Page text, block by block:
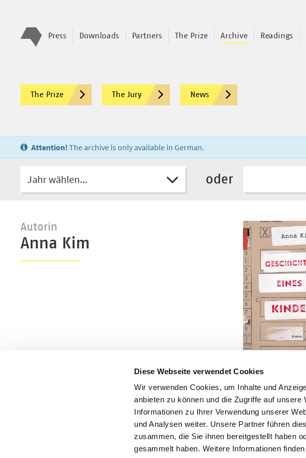
Diese Webseite verwendet Cookies
Wir verwenden Cookies, um Inhalte und
anbieten zu können und die Zugriffe auf
Informationen zu Ihrer Verwendung unserer
und Analysen weiter. Unsere Partner führen
zusammen, die Sie ihnen bereitgestellt haben
gesammelt haben. Weitere Informationen
Press Downloads Partners The Prize Archive Readings
The Prize The Jury News
Attention! The archive is only available in German.
Jahr wählen... oder
Autorin
Anna Kim